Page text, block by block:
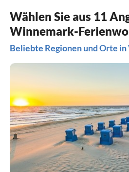
Wählen Sie aus 11
Winnemark-
Beliebte Regionen und Orte